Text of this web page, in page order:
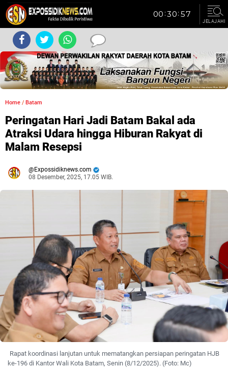
JELAJAHI
Home / Batam
Peringatan Hari Jadi Batam Bakal ada
Atraksi Udara hingga Hiburan Rakyat di
Malam Resepsi
Expossidiknews.com
08 Desember, 2025, 17.05 WIB.
Rapat koordinasi lanjutan untuk mematangkan persiapan peringatan HJB
ke-196 di Kantor Wali Kota Batam, Senin (8/12/2025). (Foto: Mc)